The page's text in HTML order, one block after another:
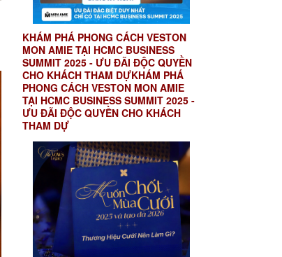
KHÁM PHÁ PHONG CÁCH VESTON
MON AMIE TẠI HCMC BUSINESS
SUMMIT 2025 - ƯU ĐÃI ĐỘC QUYỀN
CHO KHÁCH THAM DỰKHÁM PHÁ
PHONG CÁCH VESTON MON AMIE
TẠI HCMC BUSINESS SUMMIT 2025 -
ƯU ĐÃI ĐỘC QUYỀN CHO KHÁCH
THAM DỰ